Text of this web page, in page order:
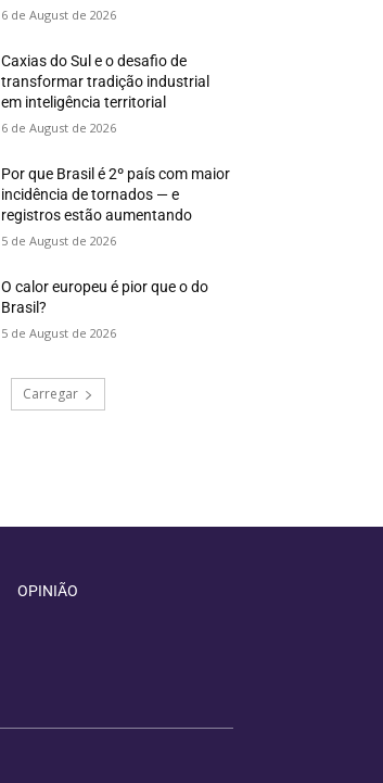
6 de August de 2026
Caxias do Sul e o desafio de
transformar tradição industrial
em inteligência territorial
6 de August de 2026
Por que Brasil é 2º país com maior
incidência de tornados — e
registros estão aumentando
5 de August de 2026
O calor europeu é pior que o do
Brasil?
5 de August de 2026
Carregar
OPINIÃO